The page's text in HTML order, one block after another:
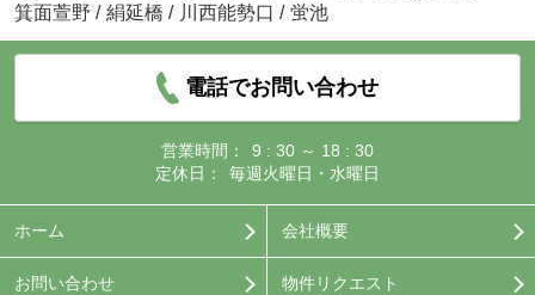
箕面萱野 / 絹延橋 / 川西能勢口 / 蛍池
電話でお問い合わせ
営業時間：
9 : 30 ～ 18 : 30
定休日：
毎週火曜日・水曜日
ホーム 会社概要
お問い合わせ 物件リクエスト